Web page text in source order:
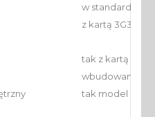
w standardzie
z kartą 3G3AX-
tak z kartą
wbudowany
tak model AX-